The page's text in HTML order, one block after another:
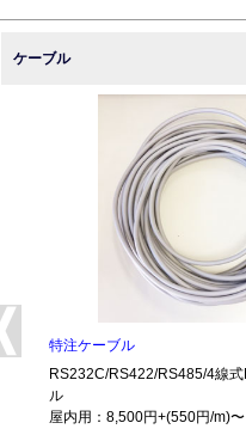
ケーブル
特注ケーブル
RS232C/RS422/RS485/4線
ル
屋内用：8,500円+(550円/m)〜